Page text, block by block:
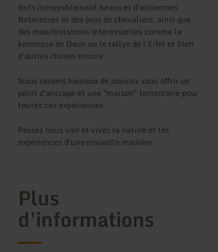
forts incroyablement beaux et d'anciennes
forteresses et des jeux de chevaliers, ainsi que
des manifestations intéressantes comme la
kermesse de Daun ou le rallye de l'Eifel et bien
d'autres choses encore.
Nous serions heureux de pouvoir vous offrir un
point d'ancrage et une "maison" temporaire pour
toutes ces expériences.
Passez nous voir et vivez la nature et les
expériences d'une nouvelle manière.
Plus
d'informations